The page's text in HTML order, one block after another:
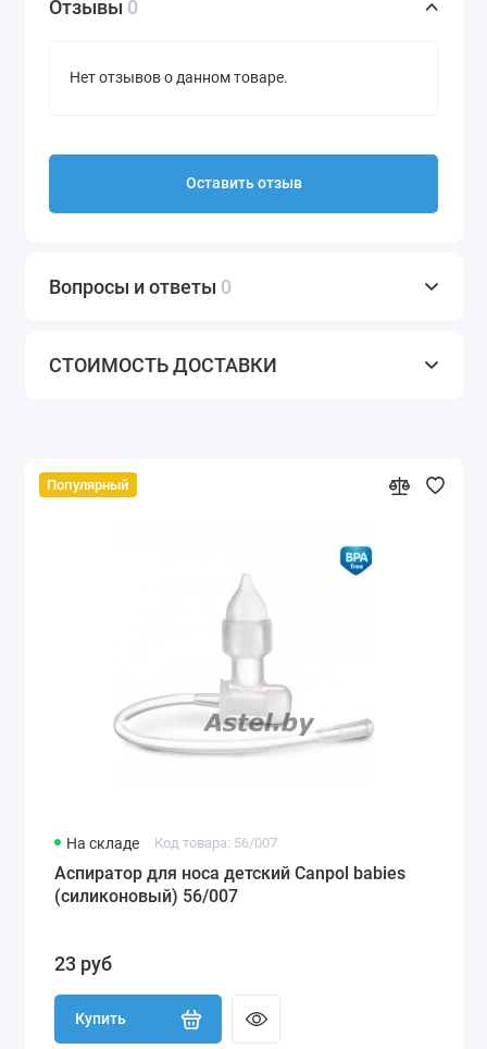
Отзывы 0
Нет отзывов о данном товаре.
Оставить отзыв
Вопросы и ответы 0
СТОИМОСТЬ ДОСТАВКИ
Популярный
На складе Код товара: 56/007
Аспиратор для носа детский Canpol babies
(силиконовый) 56/007
23 руб
Купить